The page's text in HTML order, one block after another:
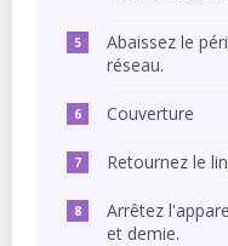
Abaissez le
réseau.
Couverture
Retournez le
Arrêtez
et demie.